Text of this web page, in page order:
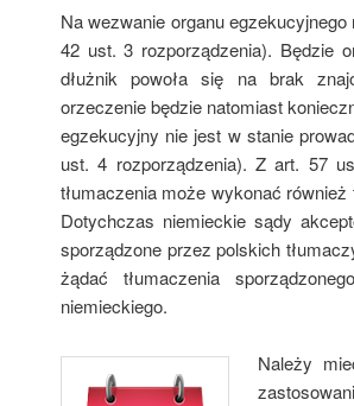
Na wezwanie organu
42 ust. 3 rozporządzenia). Będzie
dłużnik powoła się na brak
orzeczenie będzie natomiast
egzekucyjny nie jest w stanie
ust. 4 rozporządzenia). Z art. 57
tłumaczenia może wykonać
Dotychczas niemieckie sądy
sporządzone przez polskich
żądać tłumaczenia
niemieckiego.
Należy